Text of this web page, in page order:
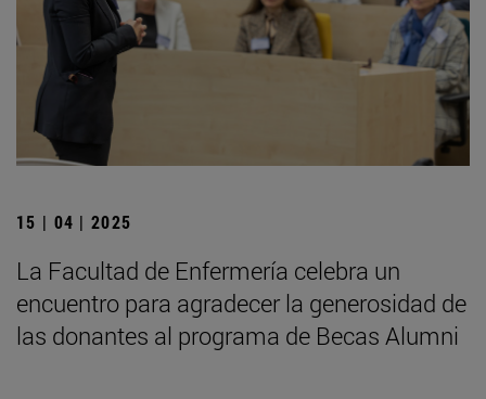
15 | 04 | 2025
La Facultad de Enfermería celebra un
encuentro para agradecer la generosidad de
las donantes al programa de Becas Alumni